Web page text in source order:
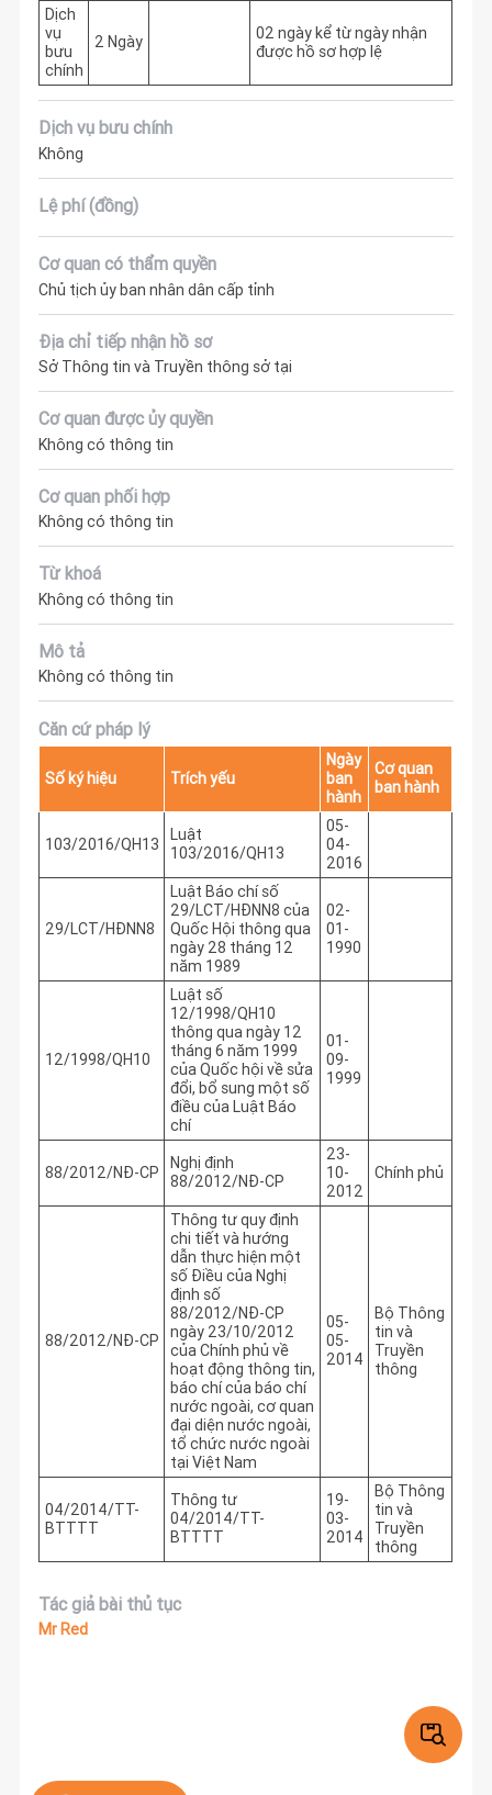
Dịch
vụ
bưu
chính
2 Ngày
02 ngày kể từ ngày nhận
được hồ sơ hợp lệ
Dịch vụ bưu chính
Không
Lệ phí (đồng)
Cơ quan có thẩm quyền
Chủ tịch ủy ban nhân dân cấp tỉnh
Địa chỉ tiếp nhận hồ sơ
Sở Thông tin và Truyền thông sở tại
Cơ quan được ủy quyền
Không có thông tin
Cơ quan phối hợp
Không có thông tin
Từ khoá
Không có thông tin
Mô tả
Không có thông tin
Căn cứ pháp lý
Số ký hiệu Trích yếu
Ngày
ban
hành
Cơ quan
ban hành
103/2016/QH13
Luật
103/2016/QH13
05-
04-
2016
29/LCT/HĐNN8
Luật Báo chí số
29/LCT/HĐNN8 của
Quốc Hội thông qua
ngày 28 tháng 12
năm 1989
02-
01-
1990
12/1998/QH10
Luật số
12/1998/QH10
thông qua ngày 12
tháng 6 năm 1999
của Quốc hội về sửa
đổi, bổ sung một số
điều của Luật Báo
chí
01-
09-
1999
88/2012/NĐ-CP
Nghị định
88/2012/NĐ-CP
23-
10-
2012
Chính phủ
88/2012/NĐ-CP
Thông tư quy định
chi tiết và hướng
dẫn thực hiện một
số Điều của Nghị
định số
88/2012/NĐ-CP
ngày 23/10/2012
của Chính phủ về
hoạt động thông tin,
báo chí của báo chí
nước ngoài, cơ quan
đại diện nước ngoài,
tổ chức nước ngoài
tại Việt Nam
05-
05-
2014
Bộ Thông
tin và
Truyền
thông
04/2014/TT-
BTTTT
Thông tư
04/2014/TT-
BTTTT
19-
03-
2014
Bộ Thông
tin và
Truyền
thông
Tác giả bài thủ tục
Mr Red